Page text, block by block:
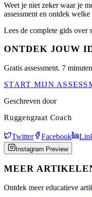
Weet je niet zeker waar je
assessment en ontdek
Lees de complete gids
ONTDEK JOUW
Gratis assessment. 7
START MIJN
Geschreven door
Ruggengraat Coach
Twitter Facebook
Instagram Preview
MEER
Ontdek meer educatieve